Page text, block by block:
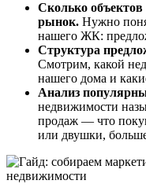
Сколько
рынок. Нужно
нашего ЖК:
Структура
Смотрим, какой
нашего дома и
Анализ
недвижимости
продаж — что
или двушки,